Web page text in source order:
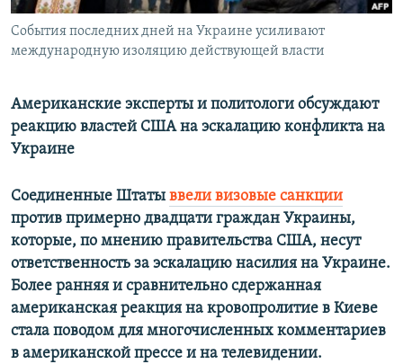
События последних дней на Украине усиливают
международную изоляцию действующей власти
Американские эксперты и политологи обсуждают
реакцию властей США на эскалацию конфликта на
Украине
Соединенные Штаты ввели визовые санкции
против примерно двадцати граждан Украины,
которые, по мнению правительства США, несут
ответственность за эскалацию насилия на Украине.
Более ранняя и сравнительно сдержанная
американская реакция на кровопролитие в Киеве
стала поводом для многочисленных комментариев
в американской прессе и на телевидении.